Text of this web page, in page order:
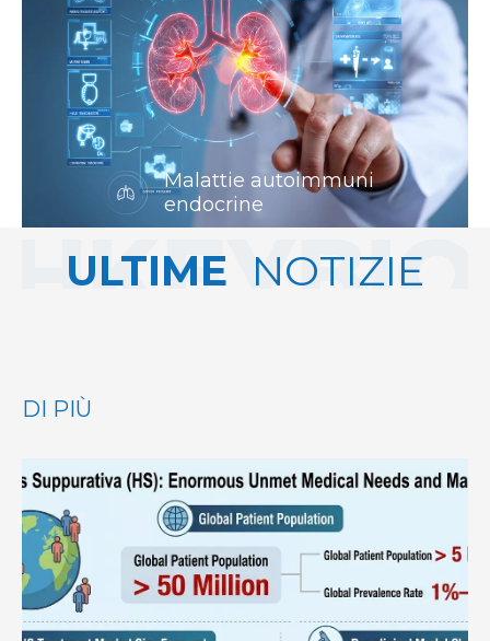
Malattie autoimmuni
endocrine
ULTIME NOTIZIE
DI PIÙ